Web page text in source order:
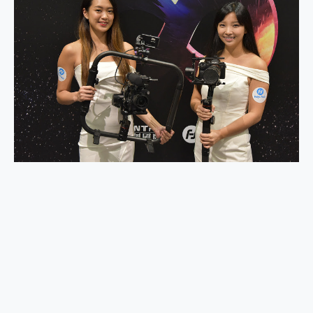
多個願望一次滿足 超強散熱 微星 MSI Claw A1M-026TW 電競掌機 開箱 評測
一吸完美對位 擁有超強吸力與超好用的隱磁支架 O-ONE MAG 最會吸的行動電源 開箱 評測
OPPO 哈蘇 300mm 專業增距鏡實測：Find X9 Ultra 光學長焦隨手拍，紀錄生活就是這麼簡單
Motorola edge 70 pro 及 moto g37 power上市，登錄在送飛利浦氣炸鍋
ASUS Pad 全面應援 Me Time，加碼愛奇藝黃金雙周卡體驗，專案價最低 NT$0 起